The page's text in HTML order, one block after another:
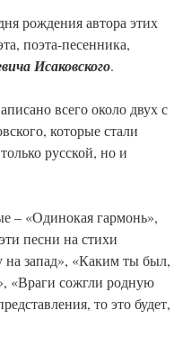
рождения автора этих
поэта-песенника,
Исаковского.
всего около двух с
которые стали
русской, но и
– «Одинокая гармонь»,
песни на стихи
на запад», «Каким ты был,
«Враги сожгли родную
то это будет,